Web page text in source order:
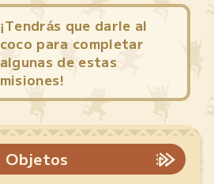
¡Tendrás que darle al
coco para completar
algunas de estas
misiones!
Objetos